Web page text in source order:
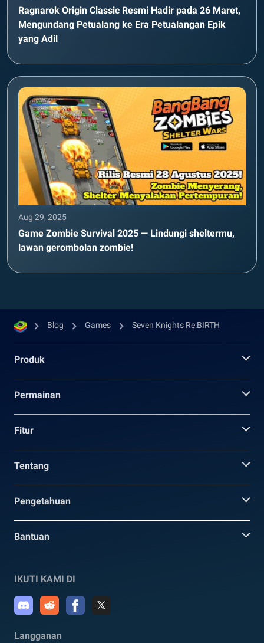
Ragnarok Origin Classic Resmi Hadir pada 26 Maret,
Mengundang Petualang ke Era Petualangan Epik
yang Adil
Aug 29, 2025
Game Zombie Survival 2025 — Lindungi sheltermu,
lawan gerombolan zombie!
Blog Games Seven Knights Re:BIRTH
Produk
Permainan
Fitur
Tentang
Pengetahuan
Bantuan
IKUTI KAMI DI
Langganan